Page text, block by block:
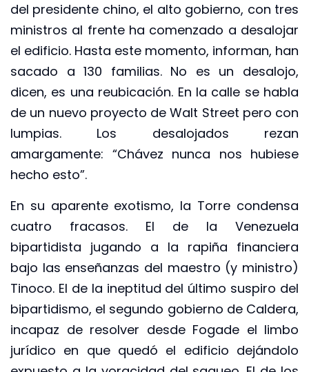
del presidente chino, el alto gobierno, con tres
ministros al frente ha comenzado a desalojar
el edificio. Hasta este momento, informan, han
sacado a 130 familias. No es un desalojo,
dicen, es una reubicación. En la calle se habla
de un nuevo proyecto de Walt Street pero con
lumpias. Los desalojados rezan
amargamente: “Chávez nunca nos hubiese
hecho esto”.
En su aparente exotismo, la Torre condensa
cuatro fracasos. El de la Venezuela
bipartidista jugando a la rapiña financiera
bajo las enseñanzas del maestro (y ministro)
Tinoco. El de la ineptitud del último suspiro del
bipartidismo, el segundo gobierno de Caldera,
incapaz de resolver desde Fogade el limbo
jurídico en que quedó el edificio dejándolo